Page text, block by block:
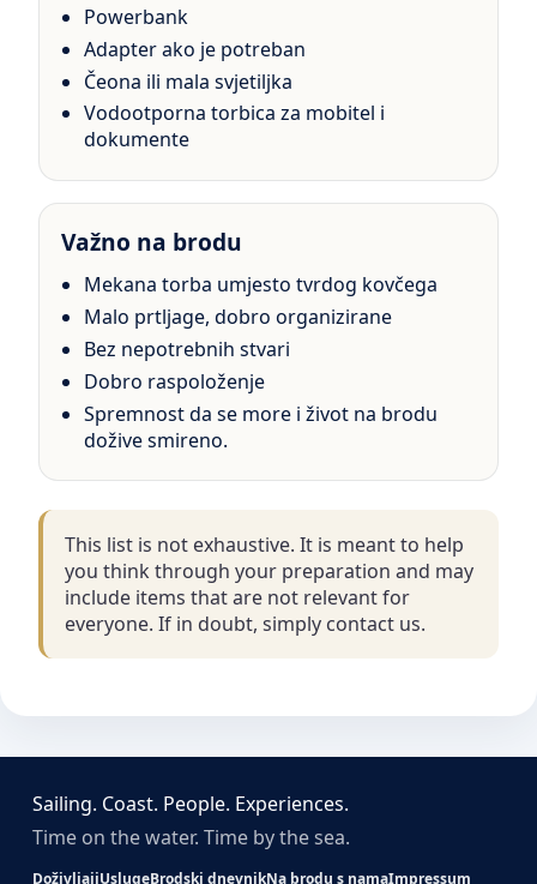
Powerbank
Adapter ako je potreban
Čeona ili mala svjetiljka
Vodootporna torbica za mobitel i
dokumente
Važno na brodu
Mekana torba umjesto tvrdog kovčega
Malo prtljage, dobro organizirane
Bez nepotrebnih stvari
Dobro raspoloženje
Spremnost da se more i život na brodu
dožive smireno.
This list is not exhaustive. It is meant to help
you think through your preparation and may
include items that are not relevant for
everyone. If in doubt, simply contact us.
Sailing. Coast. People. Experiences.
Time on the water. Time by the sea.
DoživljajiUslugeBrodski dnevnikNa brodu s namaImpressum